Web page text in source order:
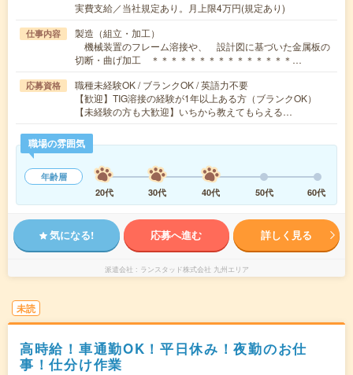
実費支給／当社規定あり。月上限4万円(規定あり)
仕事内容
製造（組立・加工）
機械装置のフレーム溶接や、 設計図に基づいた金属板の
切断・曲げ加工 ＊＊＊＊＊＊＊＊＊＊＊＊＊＊＊…
応募資格
職種未経験OK / ブランクOK / 英語力不要
【歓迎】TIG溶接の経験が1年以上ある方（ブランクOK）
【未経験の方も大歓迎】いちから教えてもらえる…
職場の雰囲気
年齢層
20代
30代 40代 50代 60代
気になる! 応募へ進む 詳しく見る
派遣会社 ランスタッド株式会社 九州エリア
未読
高時給！車通勤OK！平日休み！夜勤のお仕
事！仕分け作業